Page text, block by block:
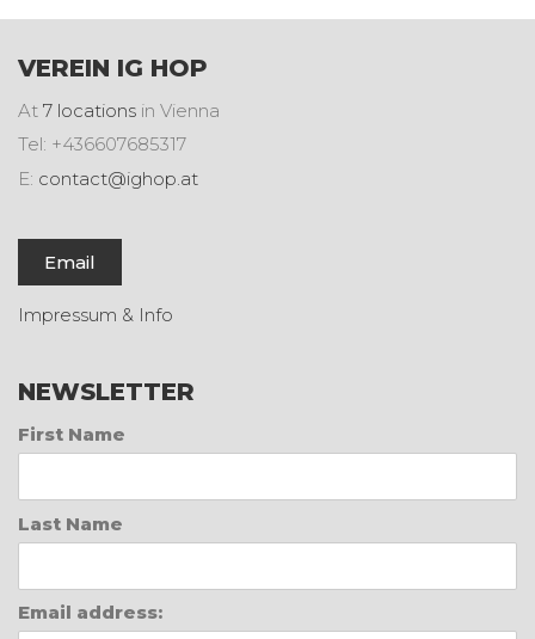
VEREIN IG HOP
At 7 locations in Vienna
Tel: +436607685317
E: contact@ighop.at
Email
Impressum & Info
NEWSLETTER
First Name
Last Name
Email address: